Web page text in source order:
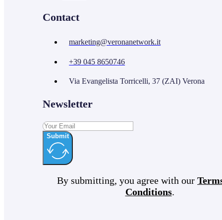
Contact
marketing@veronanetwork.it
+39 045 8650746
Via Evangelista Torricelli, 37 (ZAI) Verona
Newsletter
Submit
By submitting, you agree with our
Conditions.